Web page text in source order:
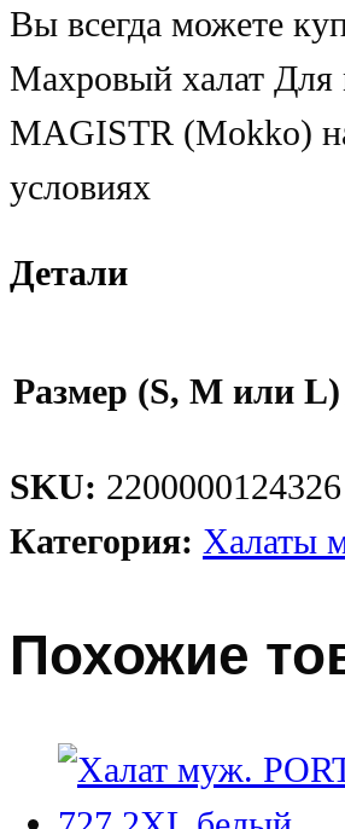
Вы всегда можете
Махровый халат
MAGISTR (Mokko)
условиях
Детали
Размер (S, M или L)
SKU: 2200000124326
Категория: Халаты
Похожие